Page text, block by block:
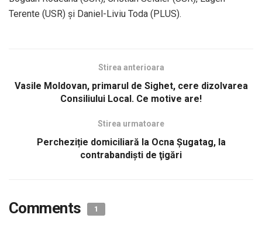
Terente (USR) şi Daniel-Liviu Toda (PLUS).
Stirea anterioara
Vasile Moldovan, primarul de Sighet, cere dizolvarea
Consiliului Local. Ce motive are!
Stirea urmatoare
Percheziție domiciliară la Ocna Șugatag, la
contrabandişti de ţigări
Comments 1